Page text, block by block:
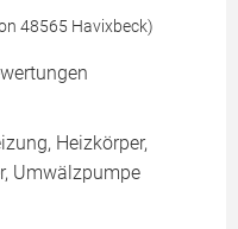
48565 Havixbeck)
Heizkörper,
Umwälzpumpe